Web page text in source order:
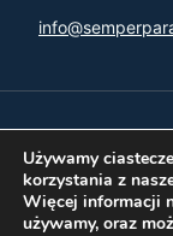
© 2026 Semper
Używamy
korzystania z
Więcej informacji
używamy, oraz